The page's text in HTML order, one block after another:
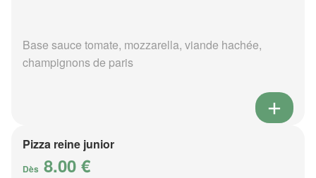
Base sauce tomate, mozzarella, viande hachée,
champignons de paris
Pizza reine junior
Dès 8.00 €